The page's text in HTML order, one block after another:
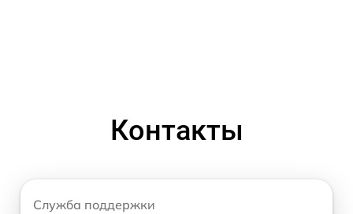
Контакты
Служба поддержки